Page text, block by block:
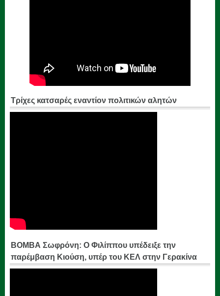
Τρίχες κατσαρές εναντίον πολιτικών αλητών
ΒΟΜΒΑ Σωφρόνη: Ο Φιλίππου υπέδειξε την
παρέμβαση Κιούση, υπέρ του ΚΕΛ στην Γερακίνα